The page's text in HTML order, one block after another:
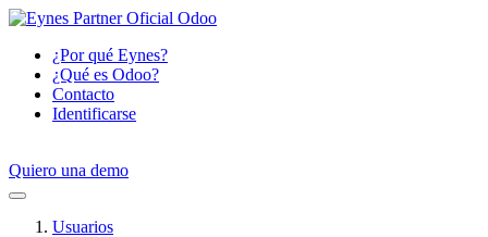
¿Por qué Eynes?
¿Qué es Odoo?
Contacto
Identificarse
Quiero una demo
Usuarios